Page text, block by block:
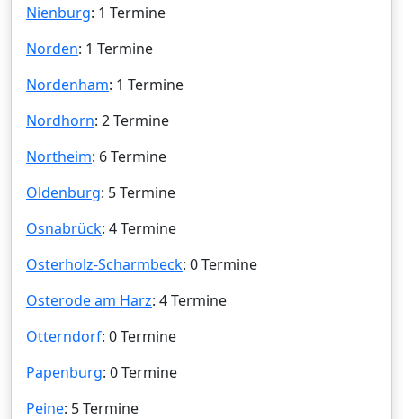
Nienburg: 1 Termine
Norden: 1 Termine
Nordenham: 1 Termine
Nordhorn: 2 Termine
Northeim: 6 Termine
Oldenburg: 5 Termine
Osnabrück: 4 Termine
Osterholz-Scharmbeck: 0 Termine
Osterode am Harz: 4 Termine
Otterndorf: 0 Termine
Papenburg: 0 Termine
Peine: 5 Termine